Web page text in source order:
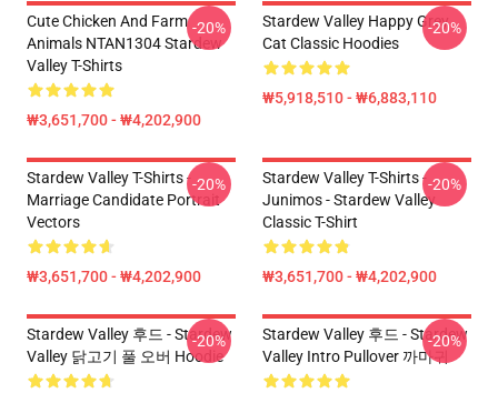
Cute Chicken And Farm
Animals NTAN1304 Stardew
Valley T-Shirts
₩3,651,700 - ₩4,202,900
-20%
Stardew Valley Happy Grey
Cat Classic Hoodies
₩5,918,510 - ₩6,883,110
-20%
Stardew Valley T-Shirts -
Marriage Candidate Portrait
Vectors
₩3,651,700 - ₩4,202,900
-20%
Stardew Valley T-Shirts -
Junimos - Stardew Valley
Classic T-Shirt
₩3,651,700 - ₩4,202,900
-20%
Stardew Valley 후드 - Stardew
Valley 닭고기 풀 오버 Hoodie
-20%
Stardew Valley 후드 - Stardew
Valley Intro Pullover 까마귀
-20%